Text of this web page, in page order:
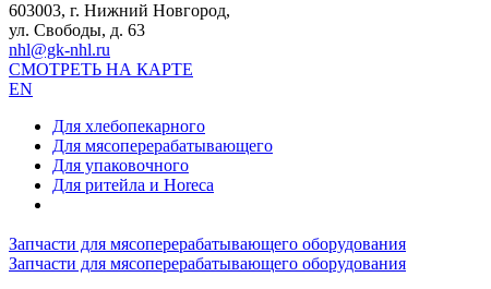
603003, г. Нижний Новгород,
ул. Свободы, д. 63
nhl@gk-nhl.ru
СМОТРЕТЬ НА КАРТЕ
EN
Для хлебопекарного
Для мясоперерабатывающего
Для упаковочного
Для ритейла и Horeca
Запчасти для мясоперерабатывающего оборудования
Запчасти для мясоперерабатывающего оборудования